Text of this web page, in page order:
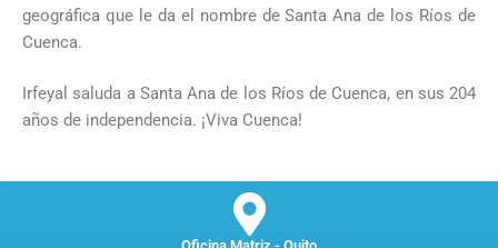
geográfica que le da el nombre de Santa Ana de los Ríos de
Cuenca.
Irfeyal saluda a Santa Ana de los Ríos de Cuenca, en sus 204
años de independencia. ¡Viva Cuenca!